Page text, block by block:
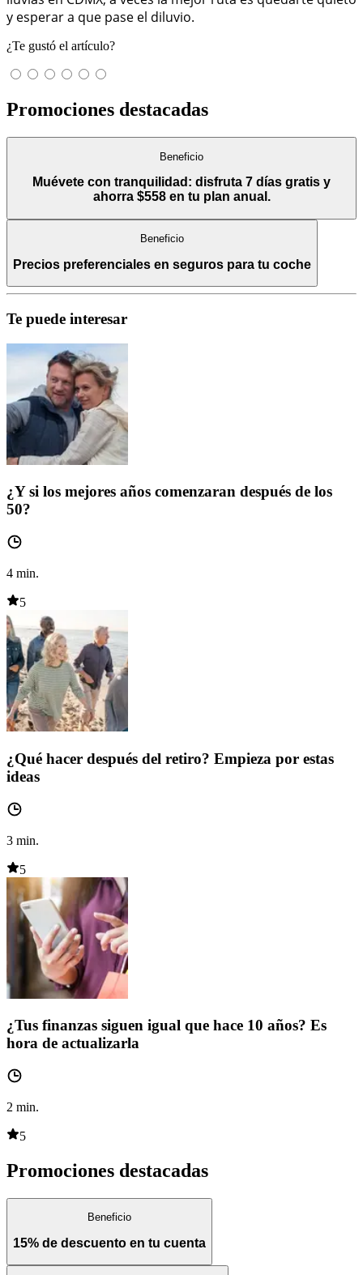
y esperar a que pase el diluvio.
¿Te gustó el artículo?
Promociones destacadas
Beneficio
Muévete con tranquilidad: disfruta 7 días gratis y
ahorra $558 en tu plan anual.
Beneficio
Precios preferenciales en seguros para tu coche
Te puede interesar
¿Y si los mejores años comenzaran después de los
50?
4 min.
5
¿Qué hacer después del retiro? Empieza por estas
ideas
3 min.
5
¿Tus finanzas siguen igual que hace 10 años? Es
hora de actualizarla
2 min.
5
Promociones destacadas
Beneficio
15% de descuento en tu cuenta